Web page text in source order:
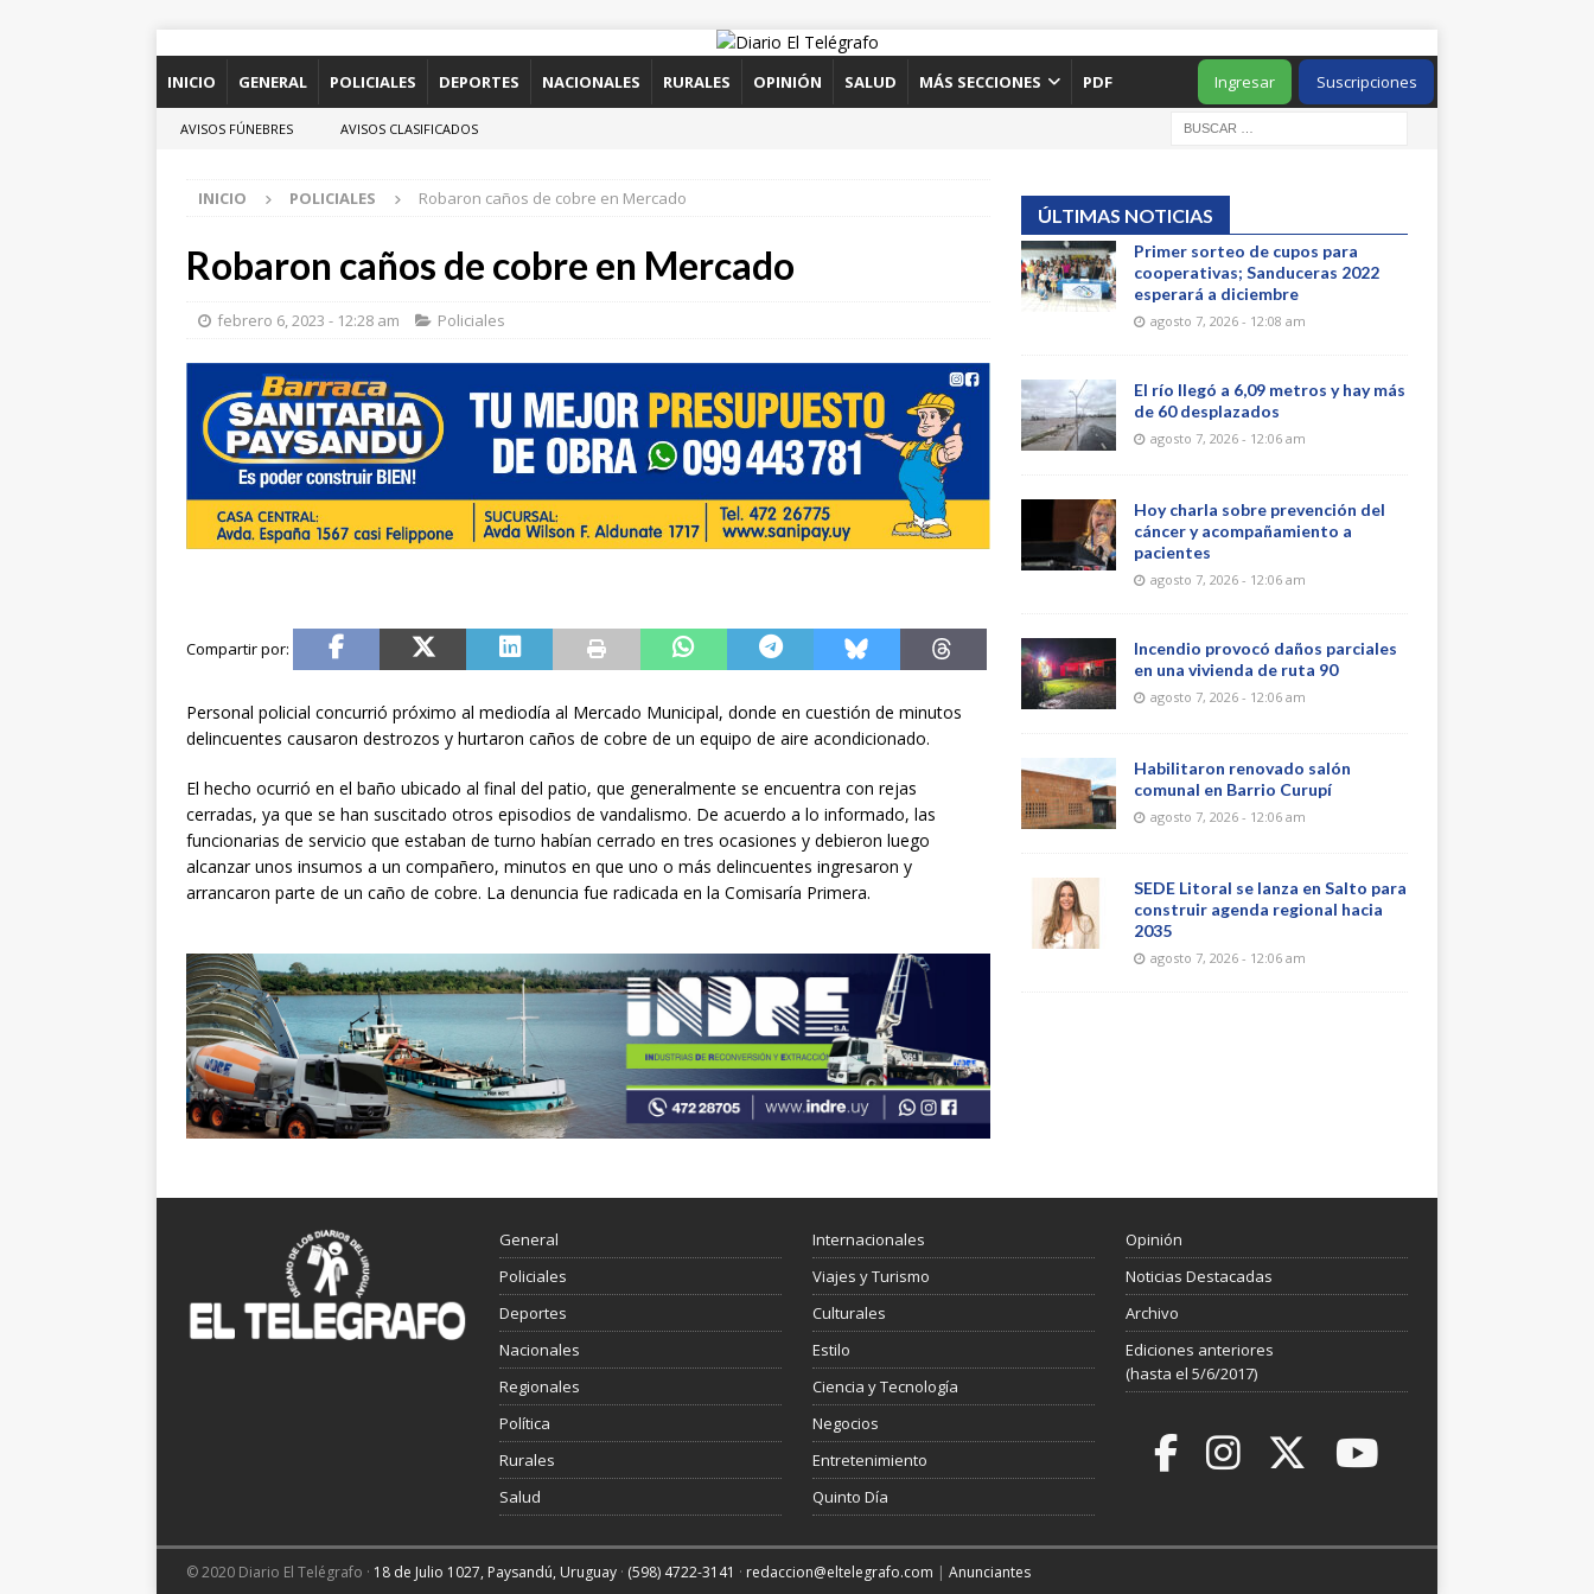
INICIO GENERAL POLICIALES DEPORTES NACIONALES RURALES OPINIÓN SALUD MÁS SECCIONES PDF Suscripciones
Ingresar
AVISOS FÚNEBRES AVISOS CLASIFICADOS
INICIO POLICIALES Robaron caños de cobre en Mercado
Robaron caños de cobre en Mercado
febrero 6, 2023 - 12:28 am Policiales
Personal policial concurrió próximo al mediodía al Mercado Municipal, donde en cuestión de minutos
delincuentes causaron destrozos y hurtaron caños de cobre de un equipo de aire acondicionado.
El hecho ocurrió en el baño ubicado al final del patio, que generalmente se encuentra con rejas
cerradas, ya que se han suscitado otros episodios de vandalismo. De acuerdo a lo informado, las
funcionarias de servicio que estaban de turno habían cerrado en tres ocasiones y debieron luego
alcanzar unos insumos a un compañero, minutos en que uno o más delincuentes ingresaron y
arrancaron parte de un caño de cobre. La denuncia fue radicada en la Comisaría Primera.
ÚLTIMAS NOTICIAS
Primer sorteo de cupos para
cooperativas; Sanduceras 2022
esperará a diciembre
agosto 7, 2026 - 12:08 am
El río llegó a 6,09 metros y hay más
de 60 desplazados
agosto 7, 2026 - 12:06 am
Hoy charla sobre prevención del
cáncer y acompañamiento a
pacientes
agosto 7, 2026 - 12:06 am
Incendio provocó daños parciales
en una vivienda de ruta 90
agosto 7, 2026 - 12:06 am
Habilitaron renovado salón
comunal en Barrio Curupí
agosto 7, 2026 - 12:06 am
SEDE Litoral se lanza en Salto para
construir agenda regional hacia
2035
agosto 7, 2026 - 12:06 am
General
Policiales
Deportes
Nacionales
Regionales
Política
Rurales
Salud
Internacionales
Viajes y Turismo
Culturales
Estilo
Ciencia y Tecnología
Negocios
Entretenimiento
Quinto Día
Opinión
Noticias Destacadas
Archivo
Ediciones anteriores
(hasta el 5/6/2017)
© 2020 Diario El Telégrafo · 18 de Julio 1027, Paysandú, Uruguay · (598) 4722-3141 · redaccion@eltelegrafo.com | Anunciantes